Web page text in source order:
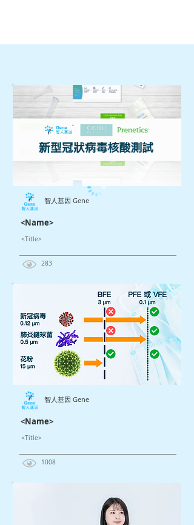
智人基因 Gene
<Name>
<Title>
283
智人基因 Gene
<Name>
<Title>
1008